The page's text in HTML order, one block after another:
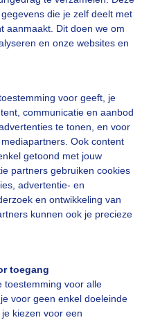
die je zelf deelt met
aanmaakt. Dit doen we om
en onze websites en
voor geeft, je
communicatie en aanbod
te tonen, en voor
Ook content
getoond met jouw
partners gebruiken cookies
advertentie- en
en ontwikkeling van
kunnen ook je precieze
toegang
toestemming voor alle
voor geen enkel doeleinde
kiezen voor een
aub...